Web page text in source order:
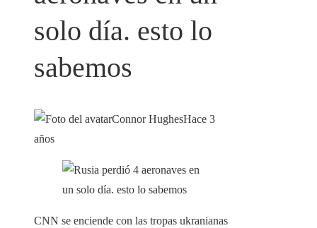
solo día. esto lo
sabemos
Connor HughesHace 3
años
CNN se enciende con las tropas ukranianas